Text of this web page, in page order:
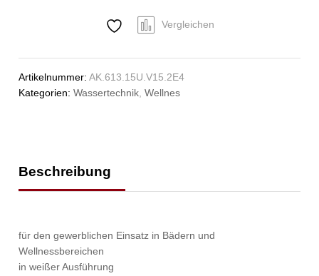
Vergleichen
Artikelnummer:AK.613.15U.V15.2E4
Kategorien:Wassertechnik,Wellnes
Beschreibung
für den gewerblichen Einsatz in Bädern und
Wellnessbereichen
in weißer Ausführung